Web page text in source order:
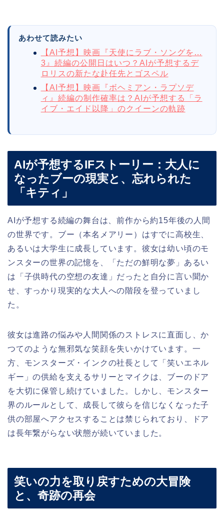
あわせて読みたい
【AI予想】映画『天使にラブ・ソングを…
3』続編の公開日はいつ？AIが予想するデ
ロリスの新たな赴任先とゴスペル
【AI予想】映画『ボヘミアン・ラプソデ
ィ』続編の制作確率は？AIが予想する「ラ
イブ・エイド以降」のクイーンの軌跡
AIが予想するIFストーリー：大人に
なったブーの現実と、忘れられた
「キティ」
AIが予想する続編の舞台は、前作から約15年後の人間
の世界です。ブー（本名メアリー）はすでに高校生、
あるいは大学生に成長しています。彼女は幼い頃のモ
ンスターの世界の記憶を、「ただの鮮明な夢」あるい
は「子供時代の空想の友達」だったと自分に言い聞か
せ、すっかり現実的な大人への階段を登っていまし
た。
彼女は進路の悩みや人間関係のストレスに直面し、か
つてのような無邪気な笑顔を失いかけています。一
方、モンスターズ・インクの社長として「笑いエネル
ギー」の供給を支えるサリーとマイクは、ブーのドア
を大切に保管し続けていました。しかし、モンスター
界のルールとして、成長して彼らを信じなくなった子
供の部屋へアクセスすることは禁じられており、ドア
は長年繋がらない状態が続いていました。
笑いの力を取り戻すための大冒険
と、奇跡の再会